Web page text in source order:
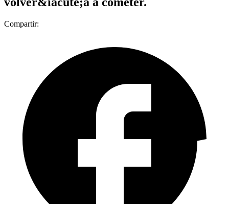
Compartir: